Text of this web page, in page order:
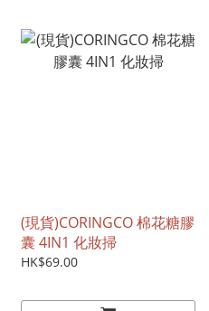
(現貨)CORINGCO 棉花糖膠
囊 4IN1 化妝掃
HK$69.00